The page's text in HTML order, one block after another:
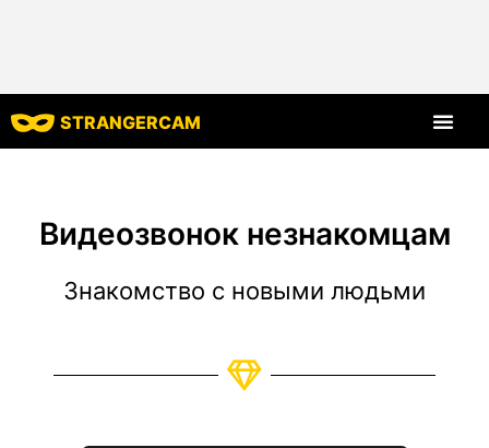
STRANGERCAM
Видеозвонок незнакомцам
Знакомство с новыми людьми